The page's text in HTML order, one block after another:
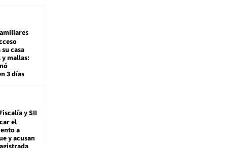
casa
mallas:
3 días
Fiscalía y SII
el
a
y acusan